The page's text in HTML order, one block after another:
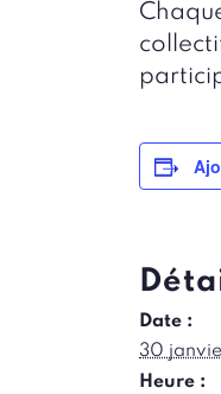
Date :
30
Heure :